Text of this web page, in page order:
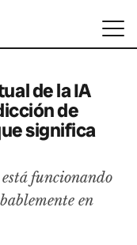
de la IA
de
significa
funcionando
en